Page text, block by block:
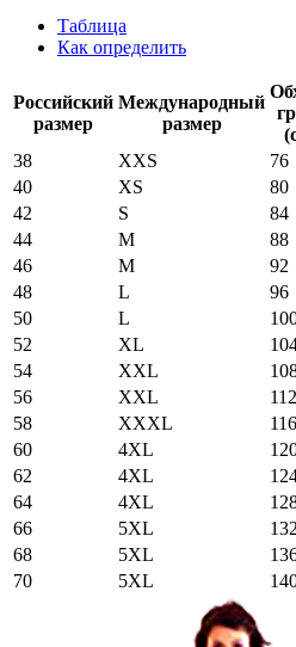
Таблица
Как определить
Российский
размер
Международный
размер
38
XXS 76
40
XS 80
42
S 84
44
M 88
46
M 92
48
L 96
50
L
52
XL
54
XXL
56
XXL 112
58
XXXL 116
60
4XL
62
4XL
64
4XL
66
5XL 132
68
5XL
70
5XL